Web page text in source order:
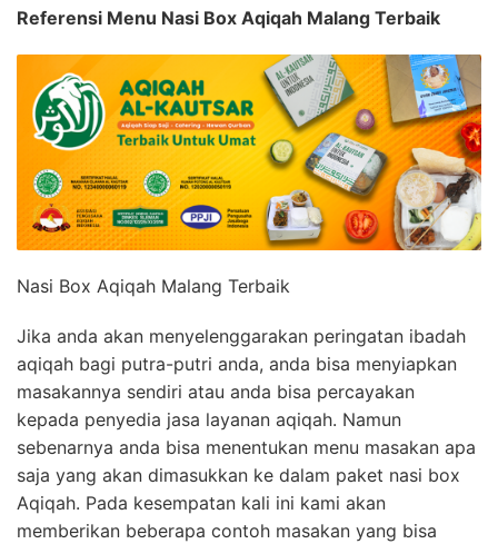
Referensi Menu Nasi Box Aqiqah Malang Terbaik
Nasi Box Aqiqah Malang Terbaik
Jika anda akan menyelenggarakan peringatan ibadah
aqiqah bagi putra-putri anda, anda bisa menyiapkan
masakannya sendiri atau anda bisa percayakan
kepada penyedia jasa layanan aqiqah. Namun
sebenarnya anda bisa menentukan menu masakan apa
saja yang akan dimasukkan ke dalam paket nasi box
Aqiqah. Pada kesempatan kali ini kami akan
memberikan beberapa contoh masakan yang bisa